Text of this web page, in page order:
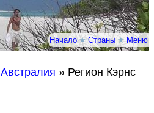
Начало★Страны★Меню
Австралия » Регион Кэрнс